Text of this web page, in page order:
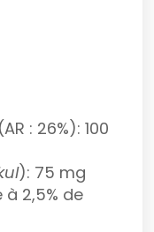
: 26%): 100
): 75 mg
2,5% de